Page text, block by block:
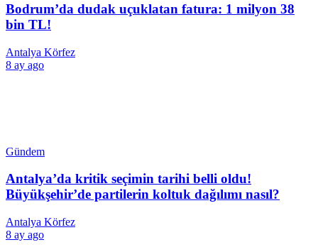
Bodrum’da dudak uçuklatan fatura: 1 milyon 38
bin TL!
Antalya Körfez
8 ay ago
Gündem
Antalya’da kritik seçimin tarihi belli oldu!
Büyükşehir’de partilerin koltuk dağılımı nasıl?
Antalya Körfez
8 ay ago